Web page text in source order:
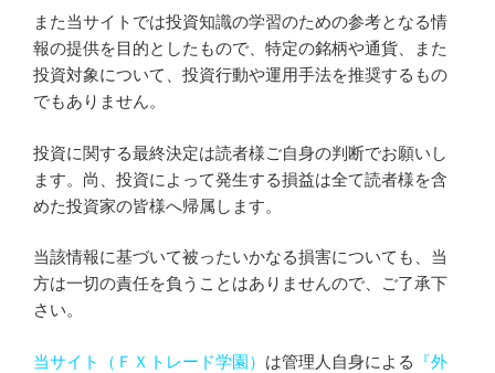
また当サイトでは投資知識の学習のための参考となる情
報の提供を目的としたもので、特定の銘柄や通貨、また
投資対象について、投資行動や運用手法を推奨するもの
でもありません。
投資に関する最終決定は読者様ご自身の判断でお願いし
ます。尚、投資によって発生する損益は全て読者様を含
めた投資家の皆様へ帰属します。
当該情報に基づいて被ったいかなる損害についても、当
方は一切の責任を負うことはありませんので、ご了承下
さい。
当サイト（ＦＸトレード学園） は管理人自身による
『外